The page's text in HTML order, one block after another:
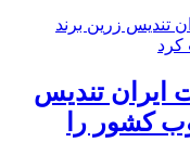
ایران تندیس
کشور را